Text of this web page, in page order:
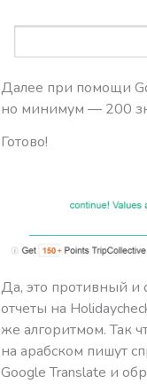
Далее при помощи
но минимум — 200
Готово!
Да, это противный
отчеты на
же алгоритмом. Так
на арабском пишут
Google Translate и